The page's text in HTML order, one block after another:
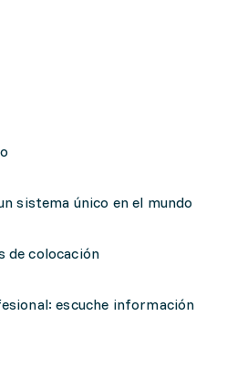
sistema único en el mundo
de colocación
escuche información